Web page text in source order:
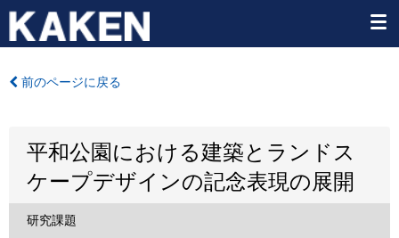
前のページに戻る
平和公園における建築とランドス
ケープデザインの記念表現の展開
研究課題